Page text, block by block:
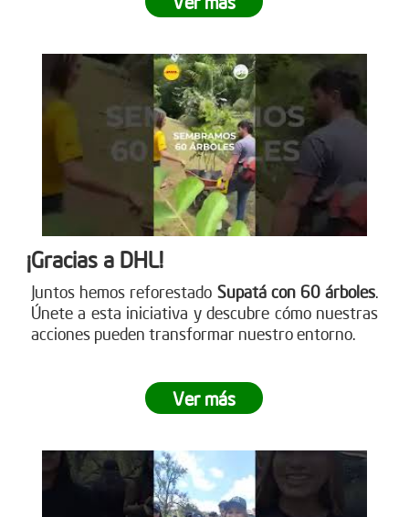
¡Gracias a DHL!
Juntos hemos reforestado Supatá con 60 árboles.
Únete a esta iniciativa y descubre cómo nuestras
acciones pueden transformar nuestro entorno.
Ver más